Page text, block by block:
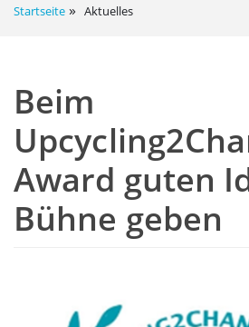
Startseite Aktuelles
Beim
Award guten
Bühne geben